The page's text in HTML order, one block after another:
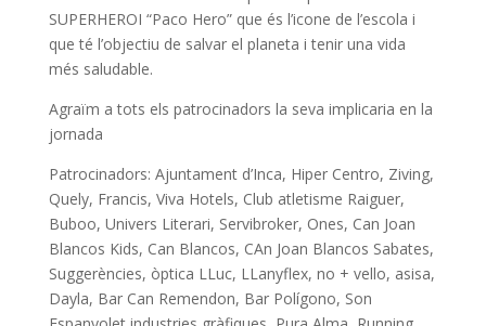
SUPERHEROI “Paco Hero” que és l’icone de l’escola i
que té l’objectiu de salvar el planeta i tenir una vida
més saludable.
Agraïm a tots els patrocinadors la seva implicaria en la
jornada
Patrocinadors: Ajuntament d’Inca, Hiper Centro, Ziving,
Quely, Francis, Viva Hotels, Club atletisme Raiguer,
Buboo, Univers Literari, Servibroker, Ones, Can Joan
Blancos Kids, Can Blancos, CAn Joan Blancos Sabates,
Suggerències, òptica LLuc, LLanyflex, no + vello, asisa,
Dayla, Bar Can Remendon, Bar Polígono, Son